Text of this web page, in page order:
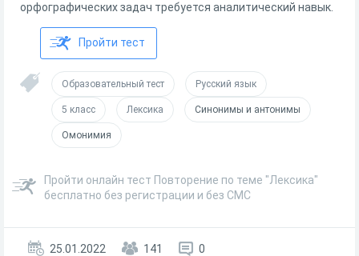
орфографических задач требуется аналитический навык.
Пройти тест
Образовательный тест Русский язык
5 класс Лексика Синонимы и антонимы
Омонимия
Пройти онлайн тест Повторение по теме "Лексика"
бесплатно без регистрации и без СМС
25.01.2022 141 0